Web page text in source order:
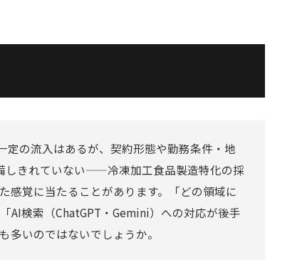
定の流入はあるが、契約形態や勤務条件・地
しきれていない——冷凍加工食品製造特化の採
感覚に当たることがあります。「どの領域に
AI検索（ChatGPT・Gemini）への対応が後手
多いのではないでしょうか。